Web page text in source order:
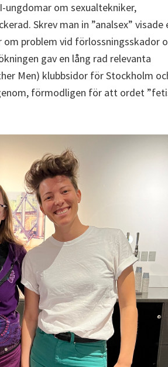
om sexualtekniker,
Skrev man in ”analsex” visade
problem vid förlossningsskador
gav en lång rad relevanta
Men) klubbsidor för Stockholm
förmodligen för att ordet